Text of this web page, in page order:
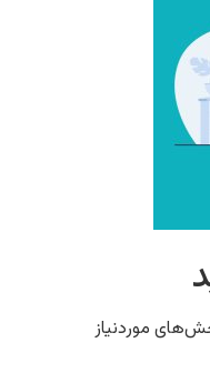
موردنیاز